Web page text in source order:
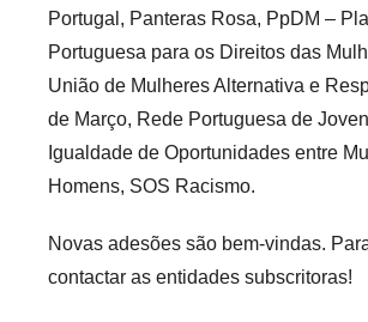
Portugal, Panteras Rosa, PpDM –
Portuguesa para os Direitos das
União de Mulheres Alternativa e
de Março, Rede Portuguesa de
Igualdade de Oportunidades entre
Homens, SOS Racismo.
Novas adesões são bem-vindas.
contactar as entidades subscritoras!